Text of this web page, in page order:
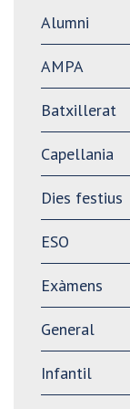
Alumni
AMPA
Batxillerat
Capellania
Dies festius
ESO
Exàmens
General
Infantil